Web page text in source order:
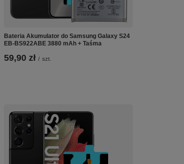
Bateria Akumulator do Samsung Galaxy S24
EB-BS922ABE 3880 mAh + Taśma
59,90 zł / szt.